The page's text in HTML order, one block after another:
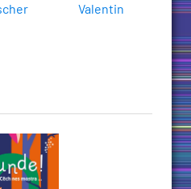
Valentin